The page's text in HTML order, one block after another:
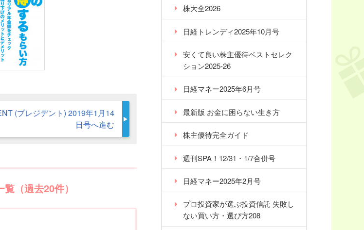
(プレジデント) 2019年1月14
日号へ進む
（過去20件）
株大全2026
日経トレンディ2025年10月号
安くて良い株主優待ベストセレク
ション2025-26
日経マネー2025年6月号
最新版 お金に困らない生き方
株主優待完全ガイド
週刊SPA！12/31・1/7合併号
日経マネー2025年2月号
プロ投資家が選ぶ投資信託 失敗し
ない買い方・選び方208